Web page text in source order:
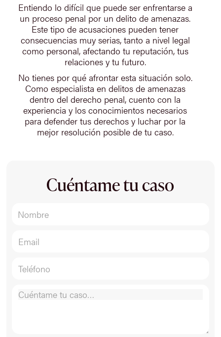
Entiendo lo difícil que puede ser enfrentarse a
un proceso penal por un delito de amenazas.
Este tipo de acusaciones pueden tener
consecuencias muy serias, tanto a nivel legal
como personal, afectando tu reputación, tus
relaciones y tu futuro.
No tienes por qué afrontar esta situación solo.
Como especialista en delitos de amenazas
dentro del derecho penal, cuento con la
experiencia y los conocimientos necesarios
para defender tus derechos y luchar por la
mejor resolución posible de tu caso.
Cuéntame tu caso